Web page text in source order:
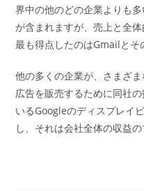
界中の他のどの企業よりも
が含まれますが、売上と全
最も得点したのはGmailとそ
他の多くの企業が、さまざ
広告を販売するために同社
いるGoogleのディスプレイ
し、それは会社全体の収益